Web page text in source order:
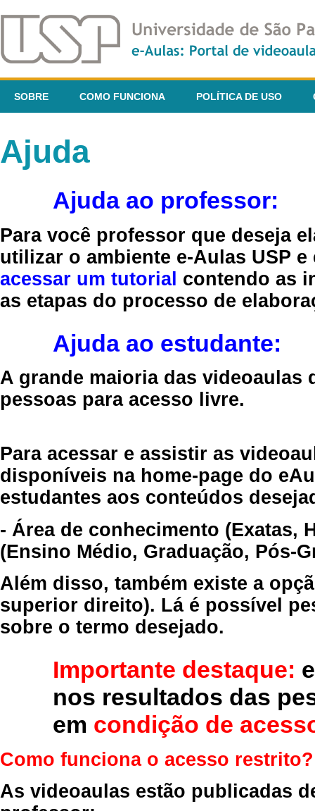
SOBRE COMO FUNCIONA POLÍTICA DE USO
Ajuda
Ajuda ao professor:
Para você professor que deseja
utilizar o ambiente e-Aulas USP
acessar um tutorial contendo as
as etapas do processo de
Ajuda ao estudante:
A grande maioria das videoaulas
pessoas para acesso livre.
Para acessar e assistir as
disponíveis na home-page do
estudantes aos conteúdos
- Área de conhecimento (Exatas,
(Ensino Médio, Graduação, Pós-
Além disso, também existe a
superior direito). Lá é possível
sobre o termo desejado.
Importante destaque:
nos resultados das
em condição de
Como funciona o acesso restrito?
As videoaulas estão publicadas